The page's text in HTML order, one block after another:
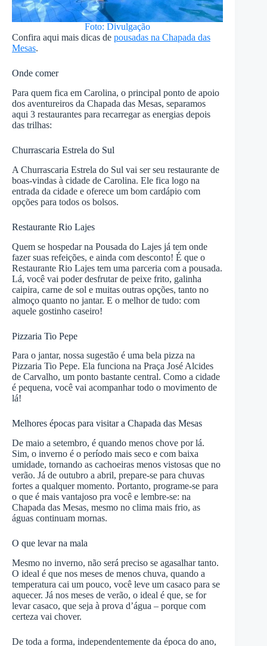
Foto: Divulgação
Confira aqui mais dicas de pousadas na Chapada das
Mesas.
Onde comer
Para quem fica em Carolina, o principal ponto de apoio
dos aventureiros da Chapada das Mesas, separamos
aqui 3 restaurantes para recarregar as energias depois
das trilhas:
Churrascaria Estrela do Sul
A Churrascaria Estrela do Sul vai ser seu restaurante de
boas-vindas à cidade de Carolina. Ele fica logo na
entrada da cidade e oferece um bom cardápio com
opções para todos os bolsos.
Restaurante Rio Lajes
Quem se hospedar na Pousada do Lajes já tem onde
fazer suas refeições, e ainda com desconto! É que o
Restaurante Rio Lajes tem uma parceria com a pousada.
Lá, você vai poder desfrutar de peixe frito, galinha
caipira, carne de sol e muitas outras opções, tanto no
almoço quanto no jantar. E o melhor de tudo: com
aquele gostinho caseiro!
Pizzaria Tio Pepe
Para o jantar, nossa sugestão é uma bela pizza na
Pizzaria Tio Pepe. Ela funciona na Praça José Alcides
de Carvalho, um ponto bastante central. Como a cidade
é pequena, você vai acompanhar todo o movimento de
lá!
Melhores épocas para visitar a Chapada das Mesas
De maio a setembro, é quando menos chove por lá.
Sim, o inverno é o período mais seco e com baixa
umidade, tornando as cachoeiras menos vistosas que no
verão. Já de outubro a abril, prepare-se para chuvas
fortes a qualquer momento. Portanto, programe-se para
o que é mais vantajoso pra você e lembre-se: na
Chapada das Mesas, mesmo no clima mais frio, as
águas continuam mornas.
O que levar na mala
Mesmo no inverno, não será preciso se agasalhar tanto.
O ideal é que nos meses de menos chuva, quando a
temperatura cai um pouco, você leve um casaco para se
aquecer. Já nos meses de verão, o ideal é que, se for
levar casaco, que seja à prova d’água – porque com
certeza vai chover.
De toda a forma, independentemente da época do ano,